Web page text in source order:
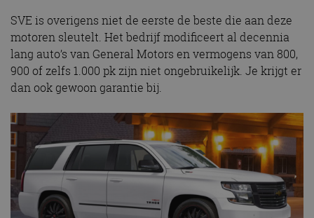
SVE is overigens niet de eerste de beste die aan deze
motoren sleutelt. Het bedrijf modificeert al decennia
lang auto’s van General Motors en vermogens van 800,
900 of zelfs 1.000 pk zijn niet ongebruikelijk. Je krijgt er
dan ook gewoon garantie bij.